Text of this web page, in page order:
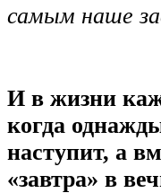
самым наше
И в жизни
когда
наступит, а
«завтра» в